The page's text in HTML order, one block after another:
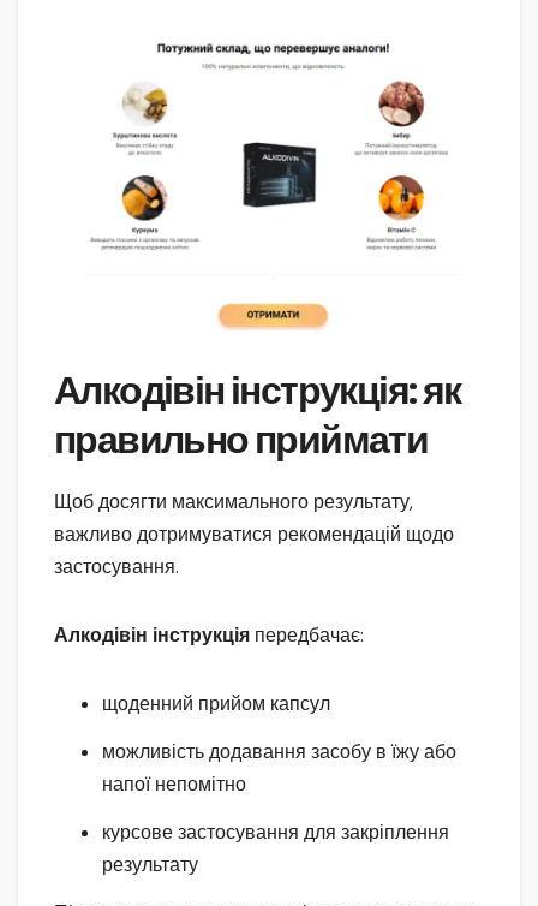
Алкодівін інструкція: як
правильно приймати
Щоб досягти максимального результату,
важливо дотримуватися рекомендацій щодо
застосування.
Алкодівін інструкція передбачає:
щоденний прийом капсул
можливість додавання засобу в їжу або
напої непомітно
курсове застосування для закріплення
результату